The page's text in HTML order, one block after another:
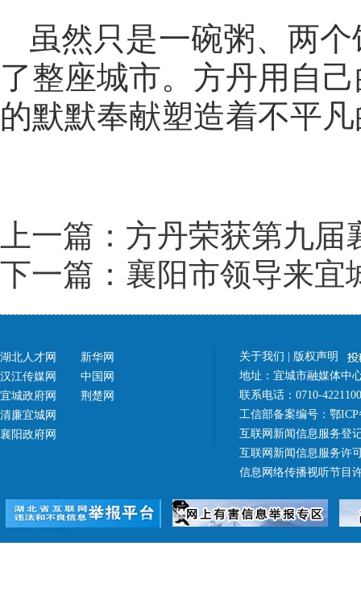
虽然只是一碗粥、两
了整座城市。方丹用自
的默默奉献塑造着不平
上一篇：方丹荣获第九
下一篇：襄阳市领导来宜
湖北人才网
汉江传媒网
宜城政府网
清廉宜城网
襄阳政府网
新华网
中国网
荆楚网
关于我们
版权声明
地址：宜城市融媒体中
联系电话：0710-
工信部备案编号： 鄂ICP
互联网新闻信息服务登
互联网新闻信息服务许
信息网络传播视听节目